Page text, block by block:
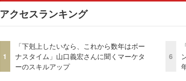
アクセスランキング
1
「下剋上したいなら、これから数年はボー
ナスタイム」山口義宏さんに聞くマーケタ
ーのスキルアップ
6